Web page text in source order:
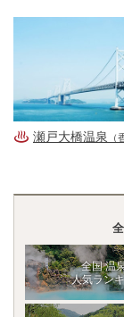
瀬戸大橋温泉 （
全国 温
人気ラン